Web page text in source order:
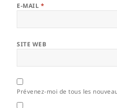
E-MAIL *
SITE WEB
Prévenez-moi de tous les